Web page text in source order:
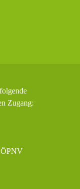
Zugang:
ÖPNV